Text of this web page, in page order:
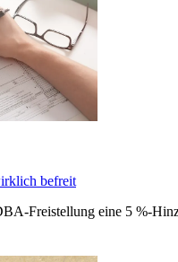
befreit
Freistellung eine 5 %-